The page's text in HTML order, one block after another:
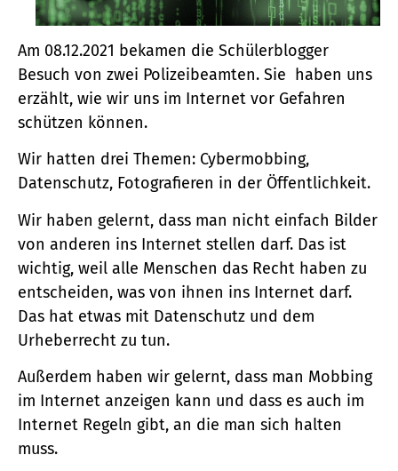
Am 08.12.2021 bekamen die Schülerblogger
Besuch von zwei Polizeibeamten. Sie haben uns
erzählt, wie wir uns im Internet vor Gefahren
schützen können.
Wir hatten drei Themen: Cybermobbing,
Datenschutz, Fotografieren in der Öffentlichkeit.
Wir haben gelernt, dass man nicht einfach Bilder
von anderen ins Internet stellen darf. Das ist
wichtig, weil alle Menschen das Recht haben zu
entscheiden, was von ihnen ins Internet darf.
Das hat etwas mit Datenschutz und dem
Urheberrecht zu tun.
Außerdem haben wir gelernt, dass man Mobbing
im Internet anzeigen kann und dass es auch im
Internet Regeln gibt, an die man sich halten
muss.